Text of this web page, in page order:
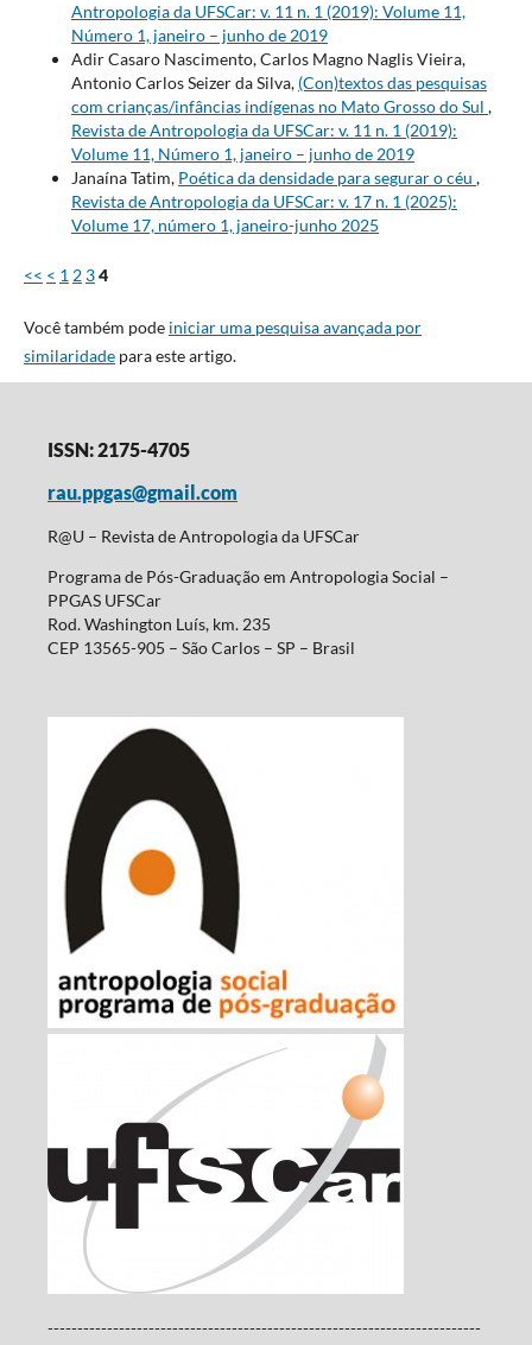
Antropologia da UFSCar: v. 11 n. 1 (2019): Volume 11,
Número 1, janeiro – junho de 2019
Adir Casaro Nascimento, Carlos Magno Naglis Vieira,
Antonio Carlos Seizer da Silva, (Con)textos das pesquisas
com crianças/infâncias indígenas no Mato Grosso do Sul ,
Revista de Antropologia da UFSCar: v. 11 n. 1 (2019):
Volume 11, Número 1, janeiro – junho de 2019
Janaína Tatim, Poética da densidade para segurar o céu ,
Revista de Antropologia da UFSCar: v. 17 n. 1 (2025):
Volume 17, número 1, janeiro-junho 2025
<< < 12 34
Você também pode iniciar uma pesquisa avançada por
similaridadepara este artigo.
ISSN: 2175-4705
rau.ppgas@gmail.com
R@U – Revista de Antropologia da UFSCar
Programa de Pós-Graduação em Antropologia Social –
PPGAS UFSCar
Rod. Washington Luís, km. 235
CEP 13565-905 – São Carlos – SP – Brasil
-------------------------------------------------------------------------